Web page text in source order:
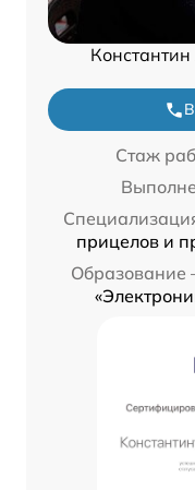
Стаж
прицелов и
Образование